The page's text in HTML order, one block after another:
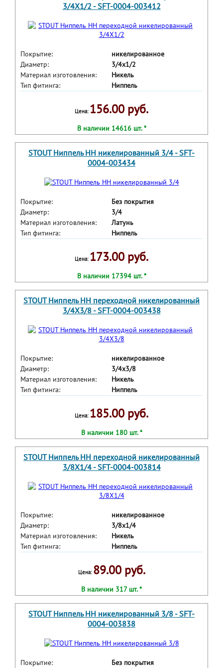
3/4X1/2 - SFT-0004-003412
Покрытие:
никелированное
Диаметр:
3/4x1/2
Материал изготовления:
Никель
Тип фитинга:
Ниппель
Цена: 156.00 руб.
В наличии 14616 шт. *
STOUT Ниппель HH никелированный 3/4 - SFT-
0004-003434
Покрытие:
Без покрытия
Диаметр:
3/4
Материал изготовления:
Латунь
Тип фитинга:
Ниппель
Цена: 173.00 руб.
В наличии 17394 шт. *
STOUT Ниппель НН переходной никелированный
3/4X3/8 - SFT-0004-003438
Покрытие:
никелированное
Диаметр:
3/4x3/8
Материал изготовления:
Никель
Тип фитинга:
Ниппель
Цена: 185.00 руб.
В наличии 180 шт. *
STOUT Ниппель НН переходной никелированный
3/8X1/4 - SFT-0004-003814
Покрытие:
никелированное
Диаметр:
3/8x1/4
Материал изготовления:
Никель
Тип фитинга:
Ниппель
Цена: 89.00 руб.
В наличии 317 шт. *
STOUT Ниппель HH никелированный 3/8 - SFT-
0004-003838
Покрытие:
Без покрытия